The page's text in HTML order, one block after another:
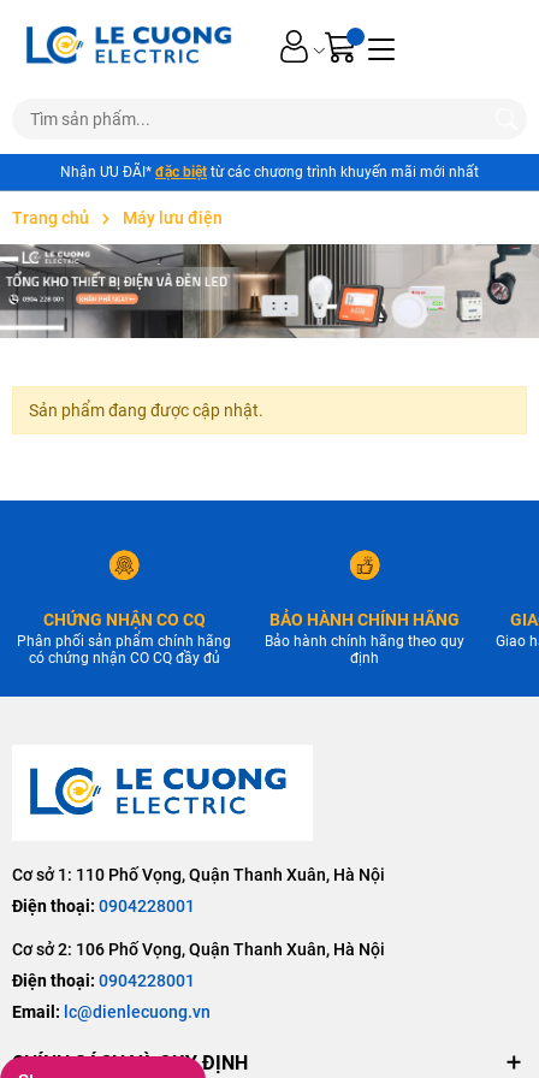
Nhận ƯU ĐÃI* đặc biệt từ các chương trình khuyến mãi mới nhất
Trang chủ Máy lưu điện
Sản phẩm đang được cập nhật.
CHỨNG NHẬN CO CQ
Phân phối sản phẩm chính hãng
có chứng nhận CO CQ đầy đủ
BẢO HÀNH CHÍNH HÃNG
Bảo hành chính hãng theo quy
định
Giao
Cơ sở 1: 110 Phố Vọng, Quận Thanh Xuân, Hà Nội
Điện thoại: 0904228001
Cơ sở 2: 106 Phố Vọng, Quận Thanh Xuân, Hà Nội
Điện thoại: 0904228001
Email: lc@dienlecuong.vn
CHÍNH SÁCH VÀ QUY ĐỊNH